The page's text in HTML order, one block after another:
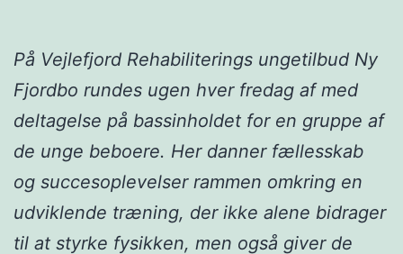
På Vejlefjord Rehabiliterings ungetilbud Ny
Fjordbo rundes ugen hver fredag af med
deltagelse på bassinholdet for en gruppe af
de unge beboere. Her danner fællesskab
og succesoplevelser rammen omkring en
udviklende træning, der ikke alene bidrager
til at styrke fysikken, men også giver de